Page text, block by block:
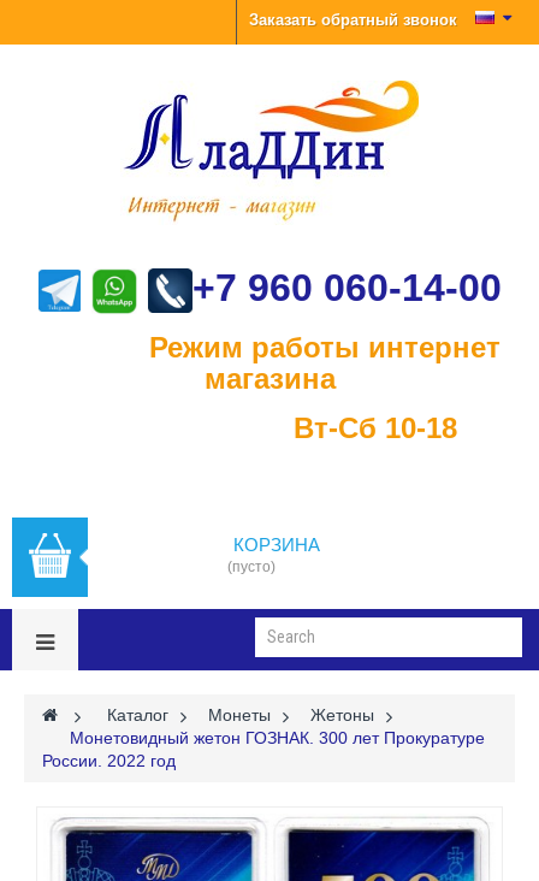
Заказать обратный звонок
+7 960 060-14-00
Режим работы интернет
магазина
Вт-Сб 10-18
КОРЗИНА
(пусто)
> Каталог > Монеты >
Жетоны
Монетовидный жетон ГОЗНАК. 300 лет Прокуратуре
России. 2022 год